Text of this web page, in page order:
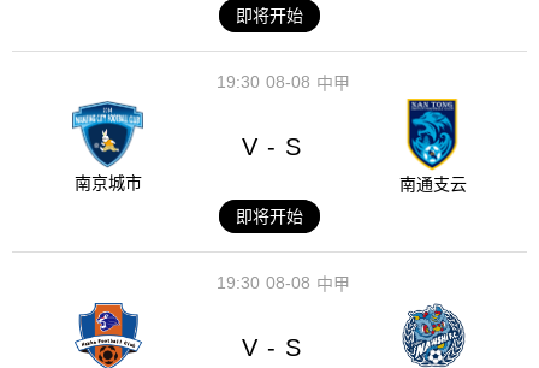
即将开始
08-08
19:30 中甲
南京城市
V - S
南通支云
即将开始
08-08
19:30 中甲
V - S